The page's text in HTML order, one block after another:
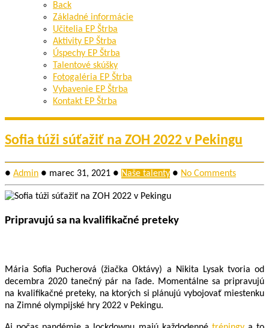
Back
Základné informácie
Učitelia EP Štrba
Aktivity EP Štrba
Úspechy EP Štrba
Talentové skúšky
Fotogaléria EP Štrba
Vybavenie EP Štrba
Kontakt EP Štrba
Sofia túži súťažiť na ZOH 2022 v Pekingu
● Admin ● marec 31, 2021 ● Naše talenty ● No Comments
Pripravujú sa na kvalifikačné preteky
Mária Sofia Pucherová (žiačka Oktávy) a Nikita Lysak tvoria od
decembra 2020 tanečný pár na ľade. Momentálne sa pripravujú
na kvalifikačné preteky, na ktorých si plánujú vybojovať miestenku
na Zimné olympijské hry 2022 v Pekingu.